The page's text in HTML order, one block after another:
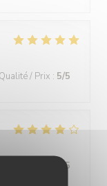
Qualité / Prix : 5/5
/5